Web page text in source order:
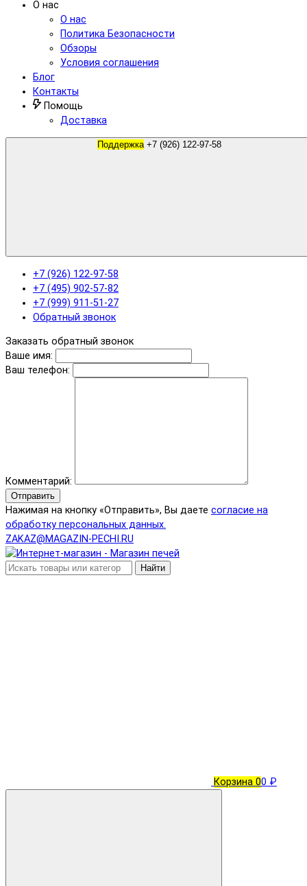
О нас
О нас
Политика Безопасности
Обзоры
Условия соглашения
Блог
Контакты
Помощь
Доставка
Поддержка +7 (926) 122-97-58
+7 (926) 122-97-58
+7 (495) 902-57-82
+7 (999) 911-51-27
Обратный звонок
Заказать обратный звонок
Ваше имя:
Ваш телефон:
Комментарий:
Отправить
Нажимая на кнопку «Отправить», Вы даете согласие на
обработку персональных данных.
ZAKAZ@MAGAZIN-PECHI.RU
Найти
Корзина 00 ₽